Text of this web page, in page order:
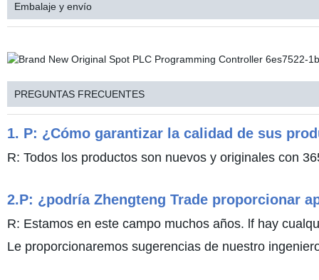
Embalaje y envío
PREGUNTAS FRECUENTES
1. P: ¿Cómo garantizar la calidad de sus
R: Todos los productos son nuevos y originales con
2.P: ¿podría Zhengteng Trade proporcionar
R: Estamos en este campo muchos años. lf hay
Le proporcionaremos sugerencias de nuestro